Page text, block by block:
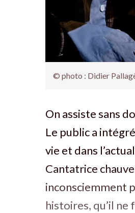
© photo : Didier
On assiste sans
Le public a
vie et dans
Cantatrice
inconsciemment
histoires, qu’il ne